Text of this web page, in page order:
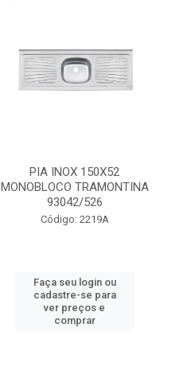
PIA INOX 150X52
MONOBLOCO TRAMONTINA
93042/526
Código: 2219A
Faça seu login ou
cadastre-se para
ver preços e
comprar